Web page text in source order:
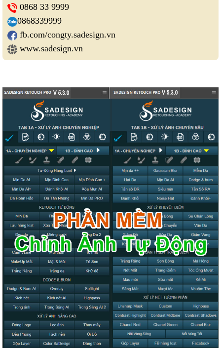
0868 33 9999
0868339999
fb.com/congty.sadesign.vn
www.sadesign.vn